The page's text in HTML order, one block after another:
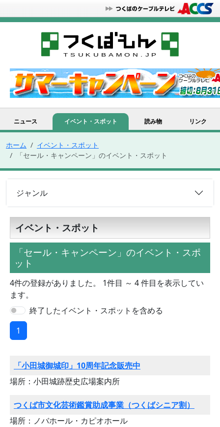
ニュース イベント・スポット 読み物 リンク
ホーム
イベント・スポット
「セール・キャンペーン」のイベント・スポット
ジャンル
イベント・スポット
「セール・キャンペーン」のイベント・スポ
ット
4件の登録がありました。 1件目 ～ 4 件目を表示してい
ます。
終了したイベント・スポットを含める
1
「小田城御城印」10周年記念販売中
場所：小田城跡歴史広場案内所
つくば市文化芸術鑑賞助成事業（つくばシニア割）
場所：ノバホール・カピオホール